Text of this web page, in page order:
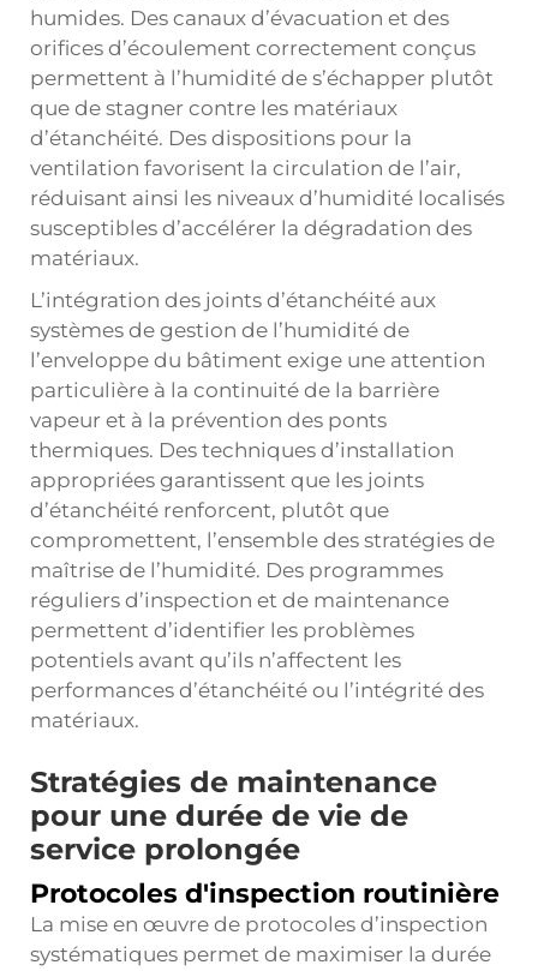
humides. Des canaux d’évacuation et des
orifices d’écoulement correctement conçus
permettent à l’humidité de s’échapper plutôt
que de stagner contre les matériaux
d’étanchéité. Des dispositions pour la
ventilation favorisent la circulation de l’air,
réduisant ainsi les niveaux d’humidité localisés
susceptibles d’accélérer la dégradation des
matériaux.
L’intégration des joints d’étanchéité aux
systèmes de gestion de l’humidité de
l’enveloppe du bâtiment exige une attention
particulière à la continuité de la barrière
vapeur et à la prévention des ponts
thermiques. Des techniques d’installation
appropriées garantissent que les joints
d’étanchéité renforcent, plutôt que
compromettent, l’ensemble des stratégies de
maîtrise de l’humidité. Des programmes
réguliers d’inspection et de maintenance
permettent d’identifier les problèmes
potentiels avant qu’ils n’affectent les
performances d’étanchéité ou l’intégrité des
matériaux.
Stratégies de maintenance
pour une durée de vie de
service prolongée
Protocoles d'inspection routinière
La mise en œuvre de protocoles d’inspection
systématiques permet de maximiser la durée